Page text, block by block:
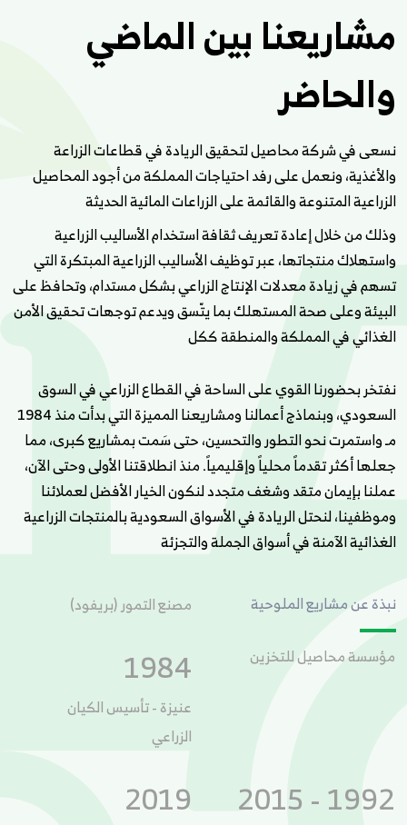
مشاريعنا بين الماضي
والحاضر
نسعى في شركة محاصيل لتحقيق الريادة في قطاعات الزراعة
والأغذية، ونعمل على رفد احتياجات المملكة من أجود المحاصيل
الزراعية المتنوعة والقائمة على الزراعات المائية الحديثة
وذلك من خلال إعادة تعريف ثقافة استخدام الأساليب الزراعية
واستهلاك منتجاتها، عبر توظيف الأساليب الزراعية المبتكرة التي
تسهم في زيادة معدلات الإنتاج الزراعي بشكل مستدام، وتحافظ على
البيئة وعلى صحة المستهلك بما يتّسق ويدعم توجهات تحقيق الأمن
الغذائي في المملكة والمنطقة ككل
نفتخر بحضورنا القوي على الساحة في القطاع الزراعي في السوق
السعودي، وبنماذج أعمالنا ومشاريعنا المميزة التي بدأت منذ 1984
مـ واستمرت نحو التطور والتحسين، حتى سَمت بمشاريع كبرى، مما
جعلها أكثر تقدماً محلياً وإقليمياً. منذ انطلاقتنا الأولى وحتى الآن،
عملنا بإيمان متقد وشغف متجدد لنكون الخيار الأفضل لعملائنا
وموظفينا، لنحتل الريادة في الأسواق السعودية بالمنتجات الزراعية
الغذائية الآمنة في أسواق الجملة والتجزئة
نبذة عن مشاريع الملوحية مصنع التمور (بريفود)
مؤسسة محاصيل للتخزين 1984
عنيزة - تأسيس الكيان
الزراعي
1992 - 2015
2019